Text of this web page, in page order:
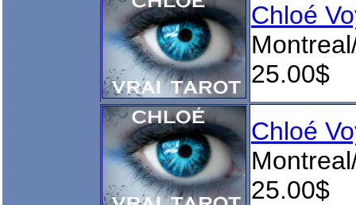
Chloé
25.00$
Chloé
25.00$